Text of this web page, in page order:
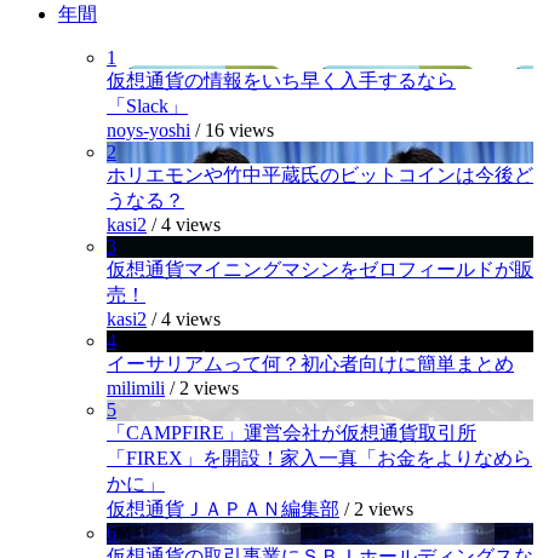
年間
1
仮想通貨の情報をいち早く入手するなら
「Slack」
noys-yoshi / 16 views
2
ホリエモンや竹中平蔵氏のビットコインは今後ど
うなる？
kasi2 /4 views
3
仮想通貨マイニングマシンをゼロフィールドが販
売！
kasi2 /4 views
4
イーサリアムって何？初心者向けに簡単まとめ
milimili / 2 views
5
「CAMPFIRE」運営会社が仮想通貨取引所
「FIREX」を開設！家入一真「お金をよりなめら
かに」
仮想通貨ＪＡＰＡＮ編集部 / 2 views
6